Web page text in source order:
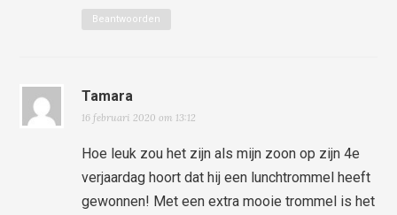
Beantwoorden
Tamara
16 februari 2020 om 13:12
Hoe leuk zou het zijn als mijn zoon op zijn 4e
verjaardag hoort dat hij een lunchtrommel heeft
gewonnen! Met een extra mooie trommel is het